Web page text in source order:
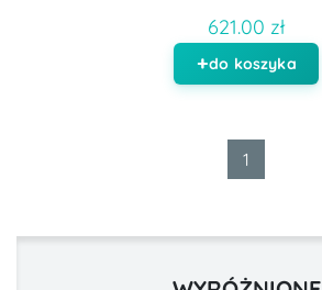
621.00 zł
do koszyka
1